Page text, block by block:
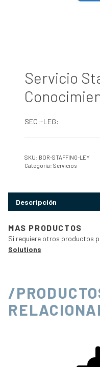
Servicio
SEO:-LEG:
SKU: BOR-STAFFING-LEY
Categoría: Servicios
Descripción
MAS PRODUCTOS
Si requiere otros productos
Solutions
/